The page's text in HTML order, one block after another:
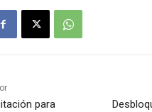
para